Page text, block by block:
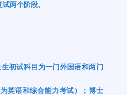
两个阶段。
生初试科目为一门外国语和两门
英语和综合能力考试）；博士